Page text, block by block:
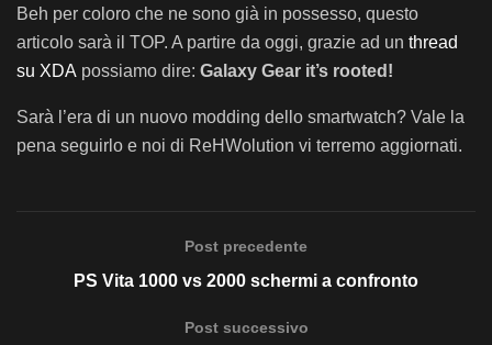
Beh per coloro che ne sono già in possesso, questo
articolo sarà il TOP. A partire da oggi, grazie ad un thread
su XDA possiamo dire: Galaxy Gear it’s rooted!
Sarà l’era di un nuovo modding dello smartwatch? Vale la
pena seguirlo e noi di ReHWolution vi terremo aggiornati.
Post precedente
PS Vita 1000 vs 2000 schermi a confronto
Post successivo